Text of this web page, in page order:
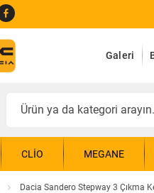
Galeri
CLIO MEGANE
Dacia Sandero Stepway 3 Çıkma